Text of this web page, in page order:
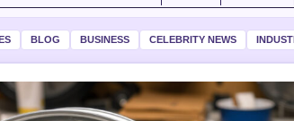
BLOG BUSINESS CELEBRITY NEWS